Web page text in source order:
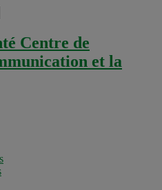
Centre de
et la